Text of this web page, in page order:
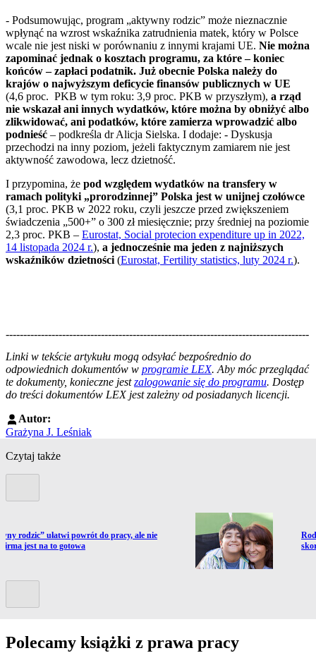
- Podsumowując, program „aktywny rodzic” może nieznacznie
wpłynąć na wzrost wskaźnika zatrudnienia matek, który w Polsce
wcale nie jest niski w porównaniu z innymi krajami UE. Nie można
zapominać jednak o kosztach programu, za które – koniec
końców – zapłaci podatnik. Już obecnie Polska należy do
krajów o najwyższym deficycie finansów publicznych w UE
(4,6 proc. PKB w tym roku: 3,9 proc. PKB w przyszłym), a rząd
nie wskazał ani innych wydatków, które można by obniżyć albo
zlikwidować, ani podatków, które zamierza wprowadzić albo
podnieść – podkreśla dr Alicja Sielska. I dodaje: - Dyskusja
przechodzi na inny poziom, jeżeli faktycznym zamiarem nie jest
aktywność zawodowa, lecz dzietność.
I przypomina, że pod względem wydatków na transfery w
ramach polityki „prorodzinnej” Polska jest w unijnej czołówce
(3,1 proc. PKB w 2022 roku, czyli jeszcze przed zwiększeniem
świadczenia „500+” o 300 zł miesięcznie; przy średniej na poziomie
2,3 proc. PKB – Eurostat, Social protecion expenditure up in 2022,
14 listopada 2024 r.), a jednocześnie ma jeden z najniższych
wskaźników dzietności (Eurostat, Fertility statistics, luty 2024 r.).
--------------------------------------------------------------------------------------
Linki w tekście artykułu mogą odsyłać bezpośrednio do
odpowiednich dokumentów w programie LEX. Aby móc przeglądać
te dokumenty, konieczne jestzalogowanie się do programu. Dostęp
do treści dokumentów LEX jest zależny od posiadanych licencji.
Autor:
Grażyna J. Leśniak
Czytaj także
do artykułu:
rodzic” ułatwi powrót do pracy, ale nie
firma jest na to gotowa
Polecamy książki z prawa pracy